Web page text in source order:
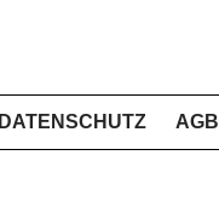
DATENSCHUTZ AGB